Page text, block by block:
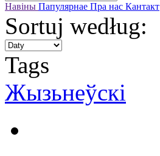
Навіны Папулярнае Пра нас Кантакт
Sortuj według:
Tags
Жызьнеўскі